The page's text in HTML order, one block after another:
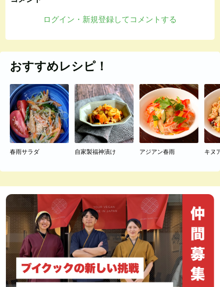
ログイン・新規登録してコメントする
おすすめレシピ！
春雨サラダ 自家製福神漬け アジアン春雨 キヌ